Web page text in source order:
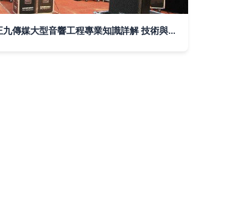
江西正九傳媒大型音響工程專業知識詳解 技術與藝術的交響——燈光音響工程全解析